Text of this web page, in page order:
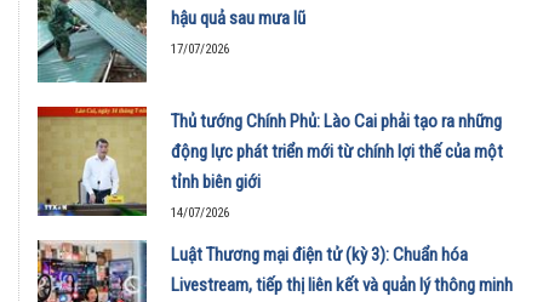
hậu quả sau mưa lũ
17/07/2026
Thủ tướng Chính Phủ: Lào Cai phải tạo ra những
động lực phát triển mới từ chính lợi thế của một
tỉnh biên giới
14/07/2026
Luật Thương mại điện tử (kỳ 3): Chuẩn hóa
Livestream, tiếp thị liên kết và quản lý thông minh